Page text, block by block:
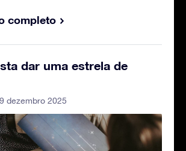
completo
dar uma estrela de
dezembro 2025